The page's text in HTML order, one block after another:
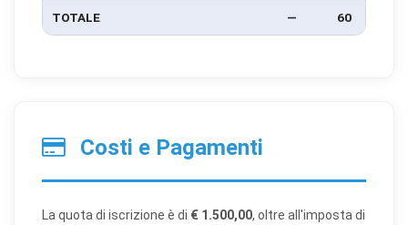
TOTALE — 60
Costi e Pagamenti
La quota di iscrizione è di € 1.500,00, oltre all'imposta di
Preferenze cookie
Scegli quali categorie di cookie vuoi accettare. I cookie